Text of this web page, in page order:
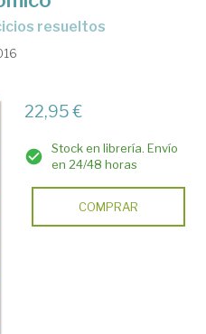
resueltos
22,95 €
Stock en librería. Envío
en 24/48 horas
COMPRAR